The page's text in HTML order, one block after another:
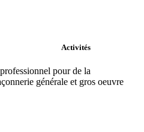
Activités
pour de la
générale et gros oeuvre